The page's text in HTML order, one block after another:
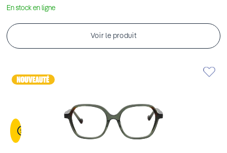
En stock en ligne
Voir le produit